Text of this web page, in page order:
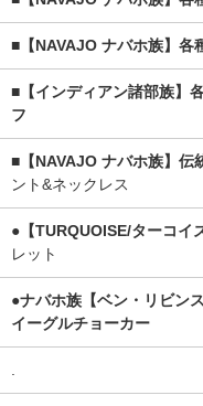
■【NAVAJO ナバホ族】各
■【インディアン諸部族】
フ
■【NAVAJO ナバホ族】伝
ント&ネックレス
●【TURQUOISE/ターコイ
レット
●ナバホ族【ベン・リビン
イーグルチョーカー
.